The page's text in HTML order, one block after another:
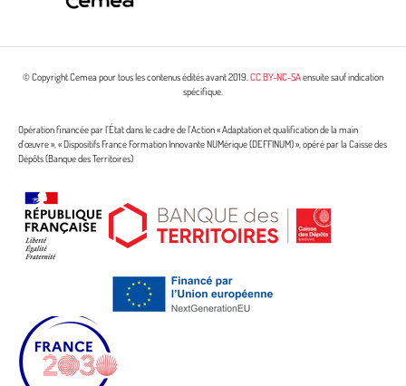
© Copyright Cemea pour tous les contenus édités avant 2019.CC BY-NC-SAensuite sauf indication
spécifique.
Opération financée par l’État dans le cadre de l’Action « Adaptation et qualification de la main
d’œuvre », « Dispositifs France Formation Innovante NUMérique (DEFFINUM) », opéré par la Caisse des
Dépôts (Banque des Territoires)